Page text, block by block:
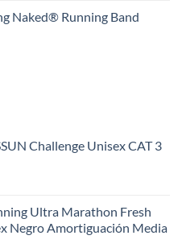
Naked® Running Band
Challenge Unisex CAT 3
Ultra Marathon Fresh
Negro Amortiguación Media